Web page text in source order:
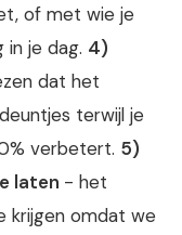
of met wie je
je dag. 4)
dat het
terwijl je
verbetert. 5)
laten - het
krijgen omdat we